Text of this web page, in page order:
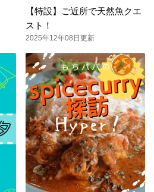
【特設】ご近所で天然魚クエ
スト！
2025年12年08日更新